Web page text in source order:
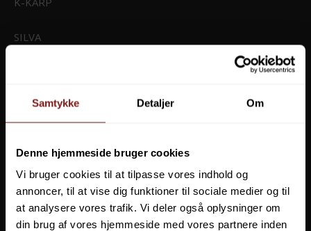
Samtykke Detaljer Om
Denne hjemmeside bruger cookies
Vi bruger cookies til at tilpasse vores indhold og
annoncer, til at vise dig funktioner til sociale medier og til
at analysere vores trafik. Vi deler også oplysninger om
din brug af vores hjemmeside med vores partnere inden
Sealskinz Anmer Vandtæt Strikhandske
SILVA
SNOWBEE
STONFO
STARBAITS